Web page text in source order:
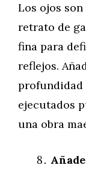
Los ojos
retrato de
fina para
reflejos.
profundidad
ejecutados
una obra